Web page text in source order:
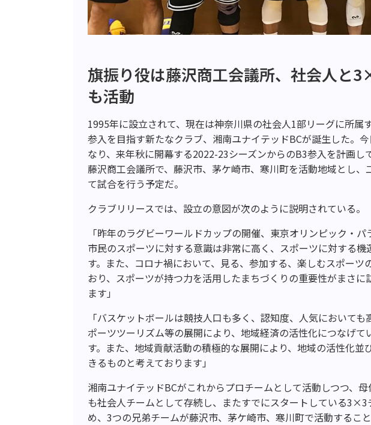
旗振り役は藤沢商工会議所、社会人と
も活動
1995年に設立されて、現在は神奈川県の社会人1部リーグに所属
参入を目指す新たなクラブ、湘南ユナイテッドBCが誕生した。
なり、来年秋に開幕する2022-23シーズンからのB3参入を計画し
藤沢商工会議所で、藤沢市、茅ケ崎市、寒川町を活動地域とし、
て試合を行う予定だ。
クラブリリースでは、設立の意図が次のように説明されている。
「昨年のラグビーワールドカップの開催、東京オリンピック・パ
市民のスポーツに対する意識は非常に高く、スポーツに対する機
す。また、コロナ禍において、見る、参加する、楽しむスポーツ
おり、スポーツが持つ力を活用したまちづくりの重要性がまさに
ます」
「バスケットボールは競技人口も多く、認知度、人気において
ポーツツーリズム等の展開により、地域経済の活性化につなげて
す。また、地域貢献活動の積極的な展開により、地域の活性化並
きるものと考えております」
湘南ユナイテッドBCがこれからプロチームとして活動しつつ、
も社会人チームとして存続し、またすでにスタートしている3×3
め、3つの兄弟チームが藤沢市、茅ケ崎市、寒川町で活動すること